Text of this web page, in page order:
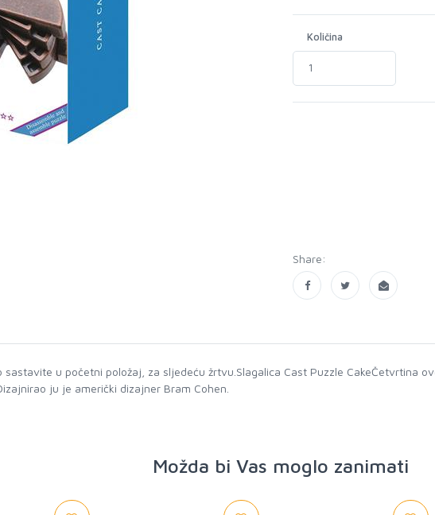
Količina
Share:
u početni položaj, za sljedeću žrtvu.Slagalica Cast Puzzle CakeČetvrtina
ju je američki dizajner Bram Cohen.
Možda bi Vas moglo zanimati